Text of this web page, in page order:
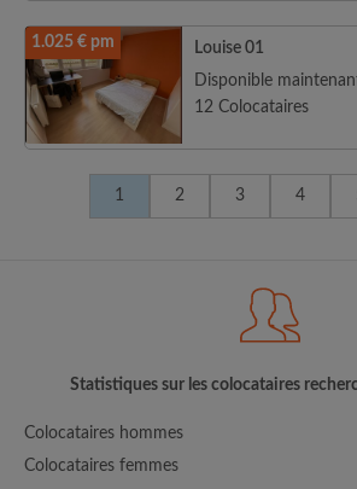
1.025 € pm
Louise 01
Disponible
12 Colocataires
1 2 3 4
Statistiques sur les colocataires
Colocataires hommes
Colocataires femmes